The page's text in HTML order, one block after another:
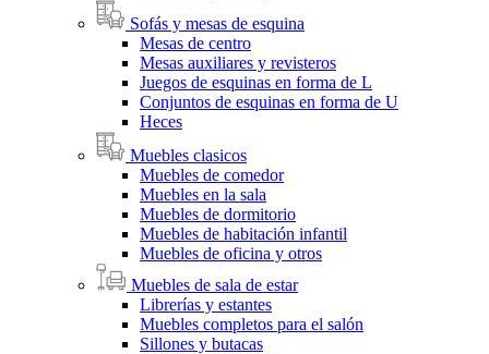
Sofás y mesas de esquina
Mesas de centro
Mesas auxiliares y revisteros
Juegos de esquinas en forma de L
Conjuntos de esquinas en forma de U
Heces
Muebles clasicos
Muebles de comedor
Muebles en la sala
Muebles de dormitorio
Muebles de habitación infantil
Muebles de oficina y otros
Muebles de sala de estar
Librerías y estantes
Muebles completos para el salón
Sillones y butacas